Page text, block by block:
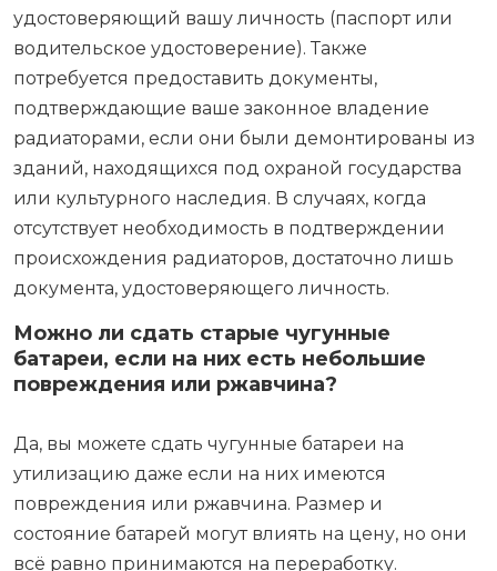
удостоверяющий вашу личность (паспорт или
водительское удостоверение). Также
потребуется предоставить документы,
подтверждающие ваше законное владение
радиаторами, если они были демонтированы из
зданий, находящихся под охраной государства
или культурного наследия. В случаях, когда
отсутствует необходимость в подтверждении
происхождения радиаторов, достаточно лишь
документа, удостоверяющего личность.
Можно ли сдать старые чугунные
батареи, если на них есть небольшие
повреждения или ржавчина?
Да, вы можете сдать чугунные батареи на
утилизацию даже если на них имеются
повреждения или ржавчина. Размер и
состояние батарей могут влиять на цену, но они
всё равно принимаются на переработку.